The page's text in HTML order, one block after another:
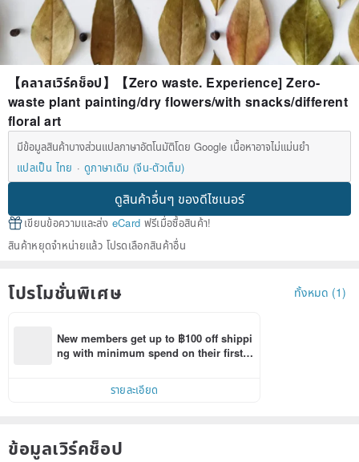
【คลาสเวิร์คช็อป】【Zero waste. Experience] Zero-
waste plant painting/dry flowers/with snacks/different
floral art
มีข้อมูลสินค้าบางส่วนแปลภาษาอัตโนมัติโดย Google เนื้อหาอาจไม่แม่นยำ
แปลเป็น ไทย
ดูภาษาเดิม (จีน-ตัวเต็ม)
ดูสินค้าอื่นๆ ของดีไซเนอร์
เขียนข้อความและส่ง eCard ฟรีเมื่อซื้อสินค้า!
สินค้าหยุดจำหน่ายแล้ว โปรดเลือกสินค้าอื่น
โปรโมชั่นพิเศษ ทั้งหมด (1)
New members get up to ฿100 off shippi
ng with minimum spend on their first P
รายละเอียด
ข้อมูลเวิร์คช็อป